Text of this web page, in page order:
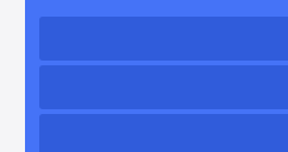
فصل ۱۷
منتشر شد